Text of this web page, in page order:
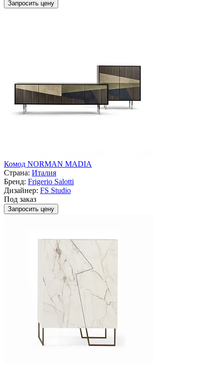
Запросить цену
Комод NORMAN MADIA
Страна: Италия
Бренд: Frigerio Salotti
Дизайнер: FS Studio
Под заказ
Запросить цену